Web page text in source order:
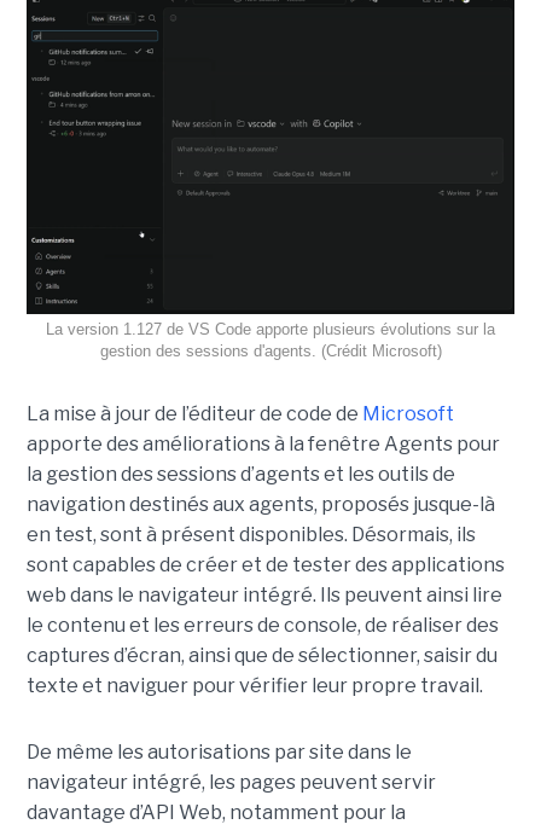
La version 1.127 de VS Code apporte plusieurs évolutions sur la
gestion des sessions d'agents. (Crédit Microsoft)
La mise à jour de l’éditeur de code de Microsoft
apporte des améliorations à la fenêtre Agents pour
la gestion des sessions d’agents et les outils de
navigation destinés aux agents, proposés jusque-là
en test, sont à présent disponibles. Désormais, ils
sont capables de créer et de tester des applications
web dans le navigateur intégré. Ils peuvent ainsi lire
le contenu et les erreurs de console, de réaliser des
captures d’écran, ainsi que de sélectionner, saisir du
texte et naviguer pour vérifier leur propre travail.
De même les autorisations par site dans le
navigateur intégré, les pages peuvent servir
davantage d’API Web, notamment pour la